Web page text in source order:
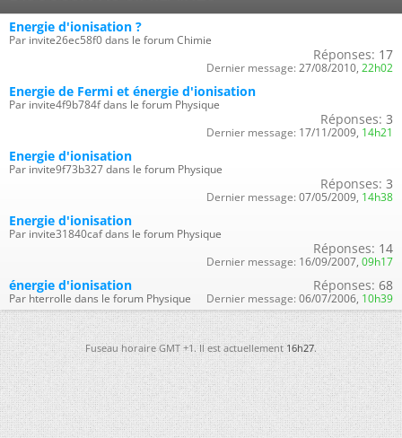
Energie d'ionisation ?
Par invite26ec58f0 dans le forum Chimie
Réponses: 17
Dernier message: 27/08/2010, 22h02
Energie de Fermi et énergie d'ionisation
Par invite4f9b784f dans le forum Physique
Réponses: 3
Dernier message: 17/11/2009, 14h21
Energie d'ionisation
Par invite9f73b327 dans le forum Physique
Réponses: 3
Dernier message: 07/05/2009, 14h38
Energie d'ionisation
Par invite31840caf dans le forum Physique
Réponses: 14
Dernier message: 16/09/2007, 09h17
énergie d'ionisation
Par hterrolle dans le forum Physique
Réponses: 68
Dernier message: 06/07/2006, 10h39
Fuseau horaire GMT +1. Il est actuellement16h27.